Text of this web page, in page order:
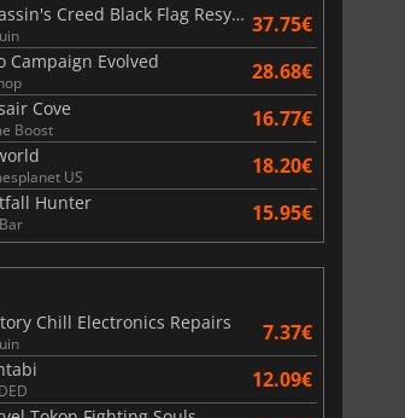
Assassin's Creed Black Flag Resynced 37.75€
Campaign Evolved 28.68€
Cove
Boost 16.77€
US 18.20€
Hunter 15.95€
Chill Electronics Repairs
7.37€
12.09€